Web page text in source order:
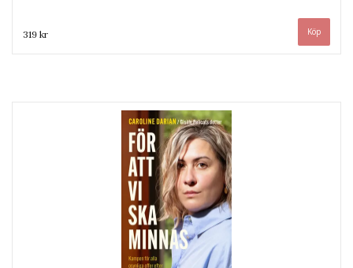
319 kr